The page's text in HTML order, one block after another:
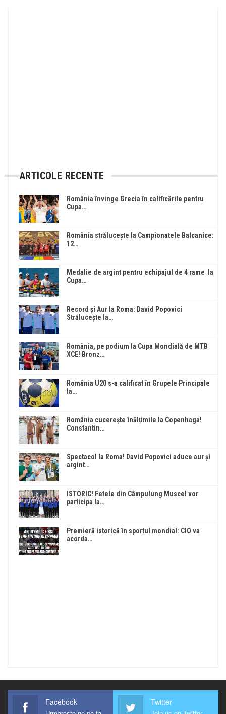
ARTICOLE RECENTE
România învinge Grecia în calificările pentru
Cupa…
România strălucește la Campionatele Balcanice:
12…
Medalie de argint pentru echipajul de 4 rame la
Cupa…
Record și Aur la Roma: David Popovici
Strălucește la…
România, pe podium la Cupa Mondială de MTB
XCE! Bronz…
România U20 s-a calificat în Grupele Principale
la…
România cucerește înălțimile la Copenhaga!
Constantin…
Spectacol la Roma! David Popovici aduce aur și
argint…
ISTORIC! Fetele din Câmpulung Muscel vor
participa la…
Premieră istorică în sportul mondial: CIO va
acorda…
Facebook Twitter